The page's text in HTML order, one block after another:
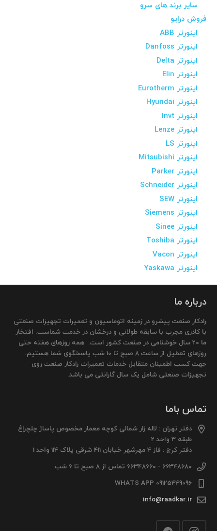
سایر برند های سرو
فروش درایو
اینورتر ABB
اینورتر Danfoss
اینورتر Delta
اینورتر Elin
اینورتر Eurotherm
اینورتر Hyundai
اینورتر Invt
اینورتر Lenze
اینورتر LS
اینورتر Mitsubishi
اینورتر Parker
اینورتر Schneider
اینورتر SEW
اینورتر Siemens
اینورتر Sinee
اینورتر Toshiba
اینورتر Vacon
اینورتر Yaskawa
درباره ما
رادکار صنعت پیشرو در زمینه اتوماسیون و تعمیرات تجهیزات صنعتی
با کادری مجرب با سابقه طولانی و درخشان در خدمت شماست. افتخار
ما 20 سال خوشنامی در صنعت کشور است. همه روزهای هفته حتی
روزهای تعطیل از ساعت 8 صبح تا 10 شب پاسخگوی شما هستیم.
جهت کسب اطمینان متقابل خدمات تعمیرات رادکار صنعت روی
تجهیزات صنعتی شامل یک سال گارانتی می باشد.
تماس باما
دفتر تهران : لاله زار شمالی کوچه معمار مخصوص پاساژ چلچراغ
طبقه 3 واحد 2
دفتر کرج : فاز 4 مهرشهر خیابان 411 شرقی پلاک 114 واحد 1
66348680 - 66348660 تماس از 8 صبح تا 6 شب
09125449096 WHATS APP
info@raadkar.ir